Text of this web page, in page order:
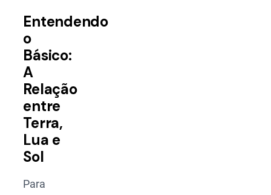
Entendendo
o
Básico:
A
Relação
entre
Terra,
Lua e
Sol
Para